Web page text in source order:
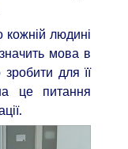
кожній людині
мова в
для її
це питання